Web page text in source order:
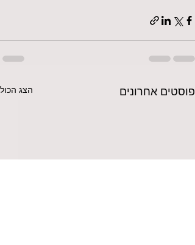
פוסטים אחרונים הצג הכול